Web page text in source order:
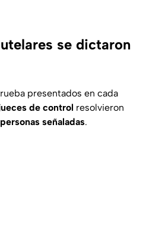
se dictaron
presentados en cada
de control resolvieron
personas señaladas.